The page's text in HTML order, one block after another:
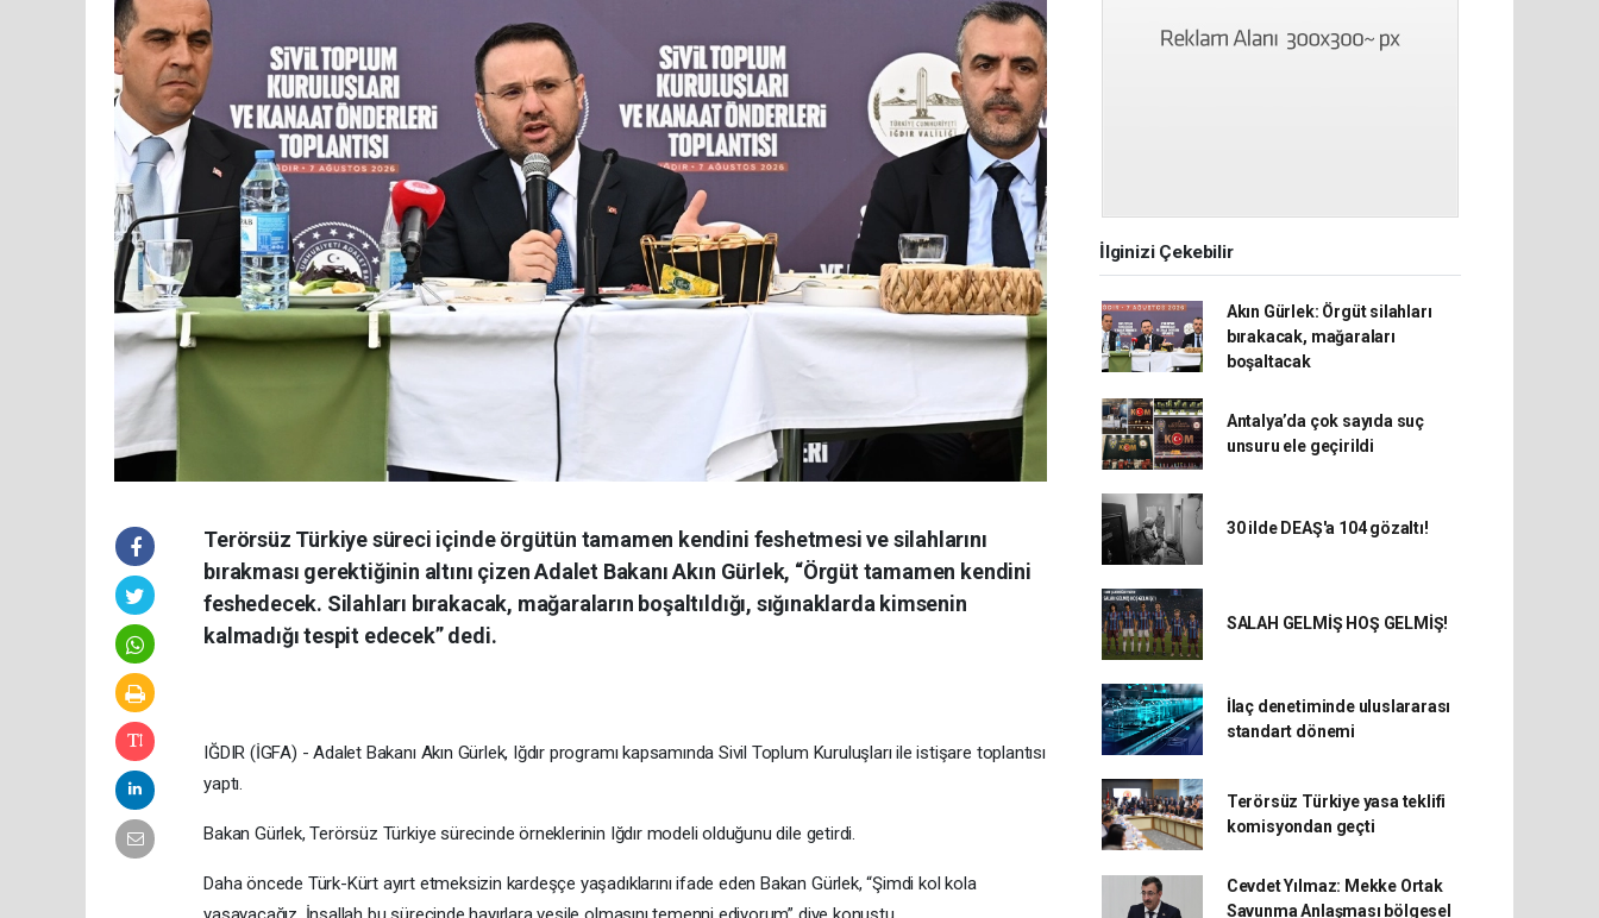
Terörsüz Türkiye süreci içinde örgütün tamamen kendini feshetmesi ve silahlarını
bırakması gerektiğinin altını çizen Adalet Bakanı Akın Gürlek, “Örgüt tamamen kendini
feshedecek. Silahları bırakacak, mağaraların boşaltıldığı, sığınaklarda kimsenin
kalmadığı tespit edecek” dedi.
IĞDIR (İGFA) - Adalet Bakanı Akın Gürlek, Iğdır programı kapsamında Sivil Toplum Kuruluşları ile istişare toplantısı
yaptı.
Bakan Gürlek, Terörsüz Türkiye sürecinde örneklerinin Iğdır modeli olduğunu dile getirdi.
Daha öncede Türk-Kürt ayırt etmeksizin kardeşçe yaşadıklarını ifade eden Bakan Gürlek, “Şimdi kol kola
İlginizi Çekebilir
Akın Gürlek: Örgüt silahları
bırakacak, mağaraları
boşaltacak
Antalya’da çok sayıda suç
unsuru ele geçirildi
30 ilde DEAŞ'a 104 gözaltı!
SALAH GELMİŞ HOŞ GELMİŞ!
İlaç denetiminde uluslararası
standart dönemi
Terörsüz Türkiye yasa teklifi
komisyondan geçti
Cevdet Yılmaz: Mekke Ortak
Savunma Anlaşması bölgesel